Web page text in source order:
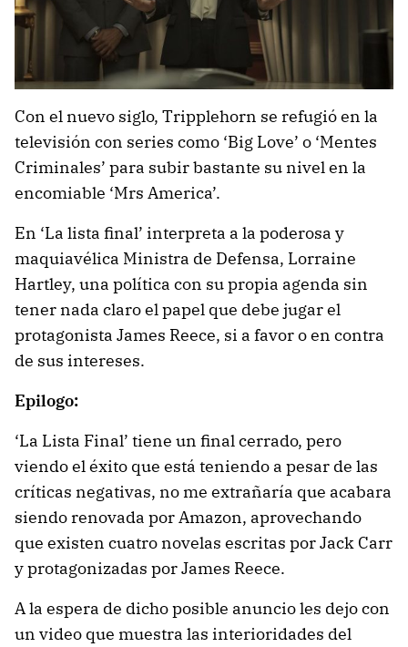
Con el nuevo siglo, Tripplehorn se refugió en la
televisión con series como ‘Big Love’ o ‘Mentes
Criminales’ para subir bastante su nivel en la
encomiable ‘Mrs America’.
En ‘La lista final’ interpreta a la poderosa y
maquiavélica Ministra de Defensa, Lorraine
Hartley, una política con su propia agenda sin
tener nada claro el papel que debe jugar el
protagonista James Reece, si a favor o en contra
de sus intereses.
Epilogo:
‘La Lista Final’ tiene un final cerrado, pero
viendo el éxito que está teniendo a pesar de las
críticas negativas, no me extrañaría que acabara
siendo renovada por Amazon, aprovechando
que existen cuatro novelas escritas por Jack Carr
y protagonizadas por James Reece.
A la espera de dicho posible anuncio les dejo con
un video que muestra las interioridades del